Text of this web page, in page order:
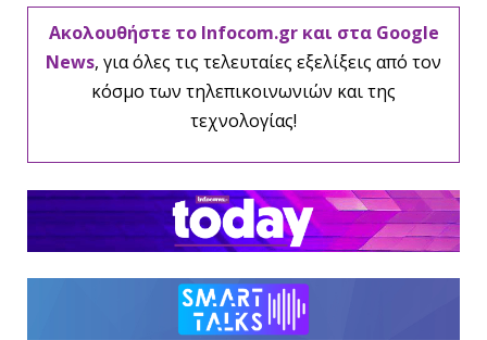
Ακολουθήστε το Infocom.gr και στα Google
News, για όλες τις τελευταίες εξελίξεις από τον
κόσμο των τηλεπικοινωνιών και της
τεχνολογίας!